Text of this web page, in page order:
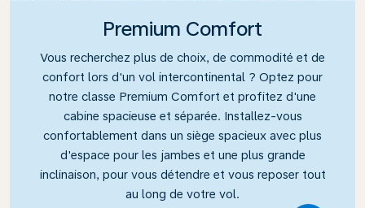
Premium Comfort
Vous recherchez plus de choix, de commodité et de
confort lors d'un vol intercontinental ? Optez pour
notre classe Premium Comfort et profitez d'une
cabine spacieuse et séparée. Installez-vous
confortablement dans un siège spacieux avec plus
d'espace pour les jambes et une plus grande
inclinaison, pour vous détendre et vous reposer tout
au long de votre vol.